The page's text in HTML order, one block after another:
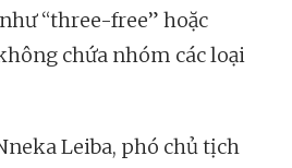
“three-free” hoặc
chứa nhóm các loại
Leiba, phó chủ tịch